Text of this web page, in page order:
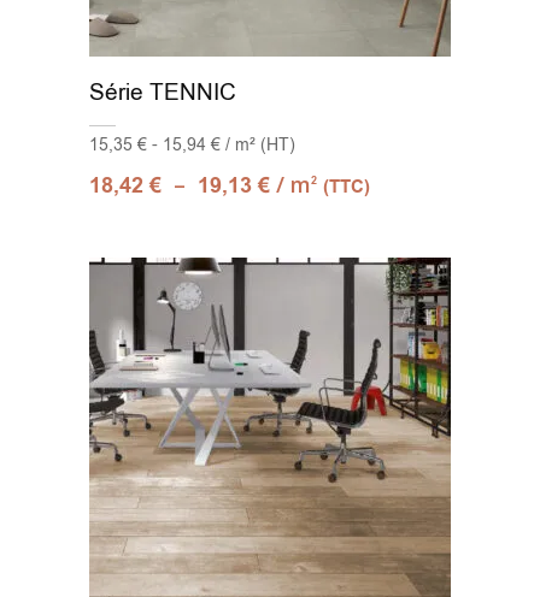
Série TENNIC
15,35 € - 15,94 € / m² (HT)
18,42€ – 19,13€ / m2 (TTC)